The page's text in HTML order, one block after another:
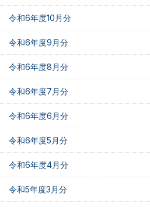
令和6年度10月分
令和6年度9月分
令和6年度8月分
令和6年度7月分
令和6年度6月分
令和6年度5月分
令和6年度4月分
令和5年度3月分